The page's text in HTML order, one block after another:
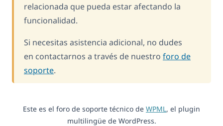
relacionada que pueda estar afectando la
funcionalidad.
Si necesitas asistencia adicional, no dudes
en contactarnos a través de nuestro foro de
soporte.
Este es el foro de soporte técnico de WPML, el plugin
multilingüe de WordPress.